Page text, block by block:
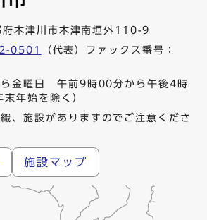
木津川市木津南垣外110-9
0501
（代表）ファックス番号：
金曜日 午前9時00分から午後4時
年始を除く）
、施設がありますのでご注意くださ
施設マップ